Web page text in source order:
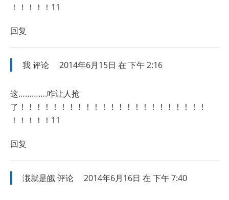
！！！！！11
回复
我评论 2014年6月15日 在 下午 2:16
这………….咋让人抢
了！！！！！！！！！！！！！！！！！！！！！！！
！！！！！11
回复
涐就是皒评论 2014年6月16日 在 下午 7:40